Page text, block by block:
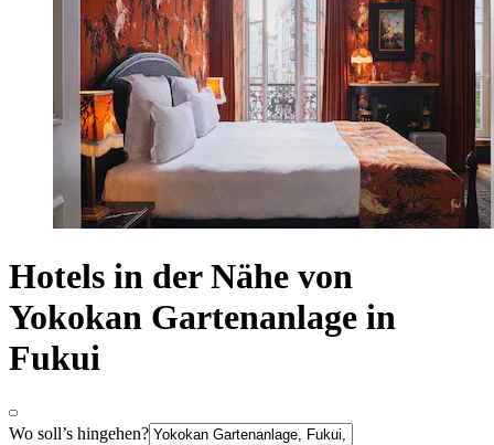
Hotels in der Nähe von
Yokokan Gartenanlage in
Fukui
Wo soll’s hingehen?